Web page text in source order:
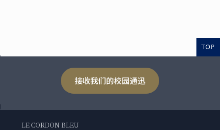
TOP
接收我们的校园通迅
LE CORDON BLEU